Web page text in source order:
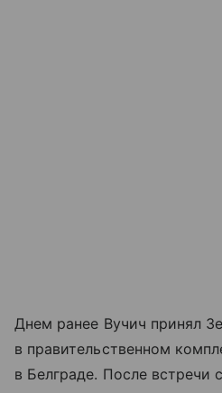
Днем ранее Вучич принял
в правительственном
в Белграде. После встречи